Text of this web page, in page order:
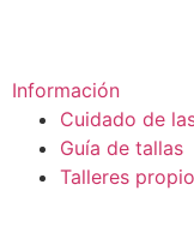
Información
Cuidado de
Guía de tallas
Talleres